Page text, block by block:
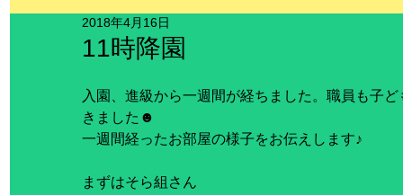
11時降園
2018年4月16日
入園、進級から一週間が経ちました。職員も子
きました☻
一週間経ったお部屋の様子をお伝えします♪
まずはそら組さん